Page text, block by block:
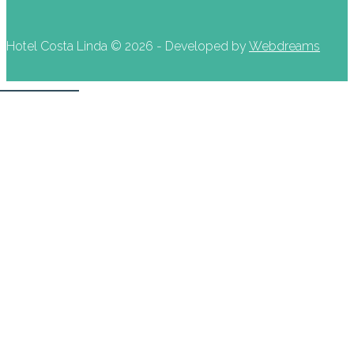
Hotel Costa Linda © 2026 - Developed by Webdreams